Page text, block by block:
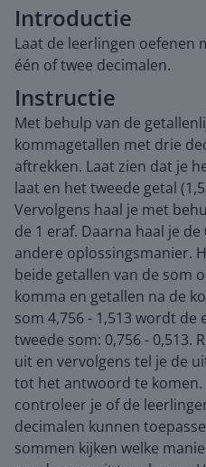
Introductie
Laat de leerlingen oefenen
één of twee decimalen.
Instructie
Met behulp van de
kommagetallen met drie
aftrekken. Laat zien dat je
laat en het tweede getal
Vervolgens haal je met
de 1 eraf. Daarna haal je
andere oplossingsmanier.
beide getallen van de som
komma en getallen na de
som 4,756 - 1,513 wordt de
tweede som: 0,756 - 0,513.
uit en vervolgens tel je de
tot het antwoord te komen.
controleer je of de
decimalen kunnen
sommen kijken welke